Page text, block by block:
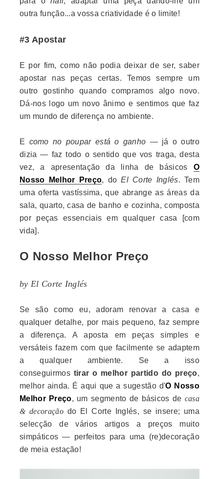
outra função...a vossa criatividade é o limite!
#3 Apostar
E por fim, como não podia deixar de ser, saber
apostar nas peças certas. Temos sempre um
outro gostinho quando compramos algo novo.
Dá-nos logo um novo ânimo e sentimos que faz
um mundo de diferença no ambiente.
E como no poupar está o ganho — já o outro
dizia — faz todo o sentido que vos traga, desta
vez, a apresentação da linha de básicos O
Nosso Melhor Preço, doEl Corte Inglés. Tem
uma oferta vastíssima, que abrange as áreas da
sala, quarto, casa de banho e cozinha, composta
por peças essenciais em qualquer casa [com
vida].
O Nosso Melhor Preço
by El Corte Inglés
Se são como eu, adoram renovar a casa e
qualquer detalhe, por mais pequeno, faz sempre
a diferença. A aposta em peças simples e
versáteis fazem com que facilmente se adaptem
a qualquer ambiente. Se a isso
conseguirmos tirar o melhor partido do preço,
melhor ainda. É aqui que a sugestão d'O Nosso
Melhor Preço, um segmento de básicos de casa
& decoraçãodo El Corte Inglés, se insere; uma
selecção de vários artigos a preços muito
simpáticos — perfeitos para uma (re)decoração
de meia estação!